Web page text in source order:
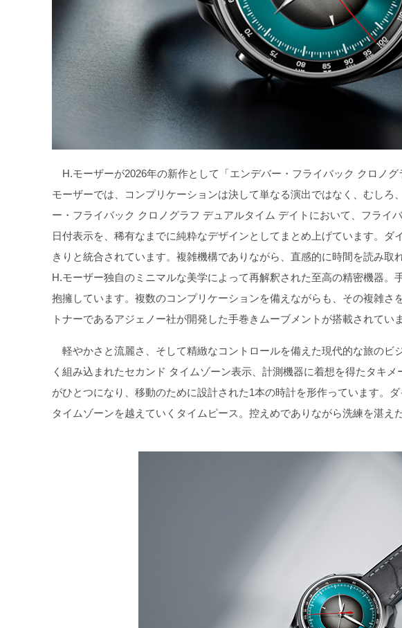
H.モーザーが2026年の新作として「エンデバー・フライバック クロノ
モーザーでは、コンプリケーションは決して単なる演出ではなく、むしろ
ー・フライバック クロノグラフ デュアルタイム デイトにおいて、フライ
日付表示を、稀有なまでに純粋なデザインとしてまとめ上げています。ダ
きりと統合されています。複雑機構でありながら、直感的に時間を読み取
H.モーザー独自のミニマルな美学によって再解釈された至高の精密機器。
抱擁しています。複数のコンプリケーションを備えながらも、その複雑さ
トナーであるアジェノー社が開発した手巻きムーブメントが搭載されていま
軽やかさと流麗さ、そして精緻なコントロールを備えた現代的な旅のビ
く組み込まれたセカンド タイムゾーン表示、計測機器に着想を得たタキ
がひとつになり、移動のために設計された1本の時計を形作っています。
タイムゾーンを越えていくタイムピース。控えめでありながら洗練を湛え